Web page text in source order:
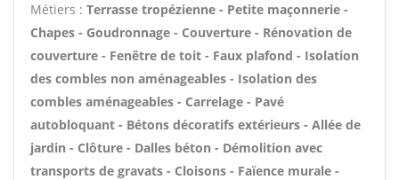
Métiers : Terrasse tropézienne - Petite maçonnerie -
Chapes - Goudronnage - Couverture - Rénovation de
couverture - Fenêtre de toit - Faux plafond - Isolation
des combles non aménageables - Isolation des
combles aménageables - Carrelage - Pavé
autobloquant - Bétons décoratifs extérieurs - Allée de
jardin - Clôture - Dalles béton - Démolition avec
transports de gravats - Cloisons - Faïence murale -